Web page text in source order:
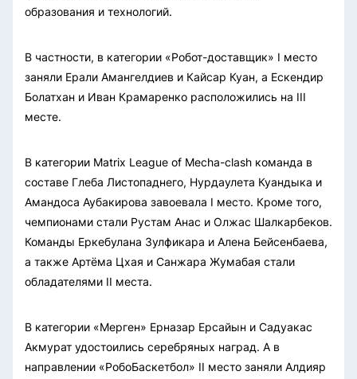
образования и технологий.
В частности, в категории «Робот-доставщик» I место
заняли Ерали Амангелдиев и Кайсар Куан, а Ескендир
Болатхан и Иван Крамаренко расположились на III
месте.
В категории Matrix League of Mecha-clash команда в
составе Глеба Листопаднего, Нурдаулета Куандыка и
Амандоса Аубакирова завоевала I место. Кроме того,
чемпионами стали Рустам Анас и Олжас Шалкарбеков.
Команды Еркебулана Зулфикара и Алена Бейсенбаева,
а также Артёма Цхая и Санжара Жумабая стали
обладателями II места.
В категории «Мерген» Ерназар Ерсайын и Садуакас
Акмурат удостоились серебряных наград. А в
направлении «РобоБаскетбол» II место заняли Алдияр